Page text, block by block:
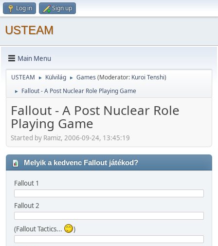
Log in Sign up
USTEAM
Main Menu
USTEAM ► Külvilág ► Games (Moderator: Kuroi Tenshi)
► Fallout - A Post Nuclear Role Playing Game
Fallout - A Post Nuclear Role
Playing Game
Started by Ramiz, 2006-09-24, 13:45:19
Melyik a kedvenc Fallout játékod?
Fallout 1
Fallout 2
(Fallout Tactics... )